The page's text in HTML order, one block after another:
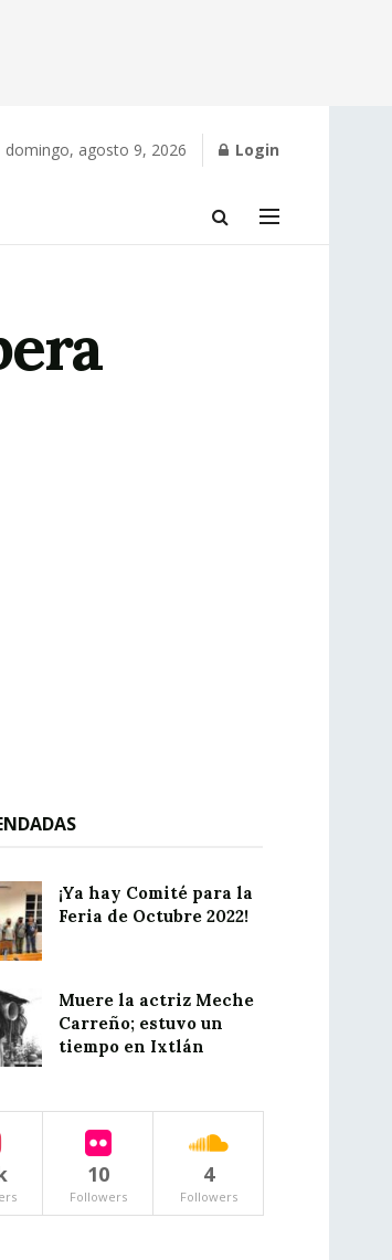
domingo, agosto 9, 2026 Login
¡Ya hay Comité para la
Feria de Octubre 2022!
Muere la actriz Meche
Carreño; estuvo un
tiempo en Ixtlán
10
Followers
4
Followers